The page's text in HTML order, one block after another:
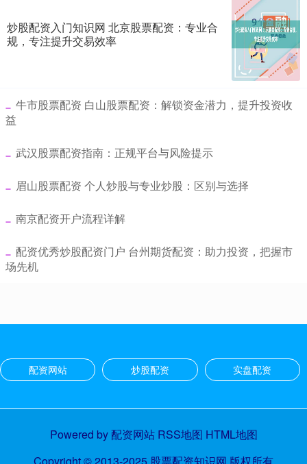
炒股配资入门知识网 北京股票配资：专业合
规，专注提升交易效率
​牛市股票配资 白山股票配资：解锁资金潜力，提升投资收
益
​武汉股票配资指南：正规平台与风险提示
​眉山股票配资 个人炒股与专业炒股：区别与选择
​南京配资开户流程详解
​配资优秀炒股配资门户 台州期货配资：助力投资，把握市
场先机
配资网站 炒股配资 实盘配资
Powered by 配资网站 RSS地图 HTML地图
Copyright© 2013-2025 股票配资知识网 版权所有